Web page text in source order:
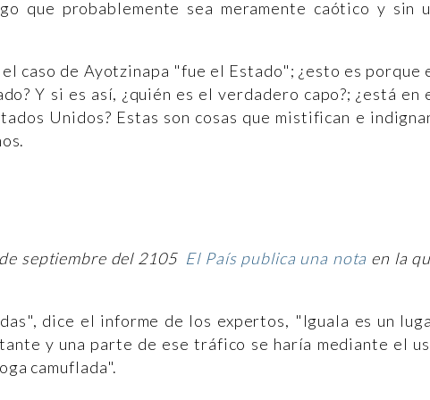
que probablemente sea meramente caótico y sin
caso de Ayotzinapa "fue el Estado"; ¿esto es porque
Y si es así, ¿quién es el verdadero capo?; ¿está en
Unidos? Estas son cosas que mistifican e
septiembre del 2105 El País publica una nota en la
dice el informe de los expertos, "Iguala es un
y una parte de ese tráfico se haría mediante el
camuflada".